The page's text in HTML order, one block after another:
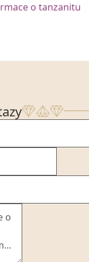
o tanzanitu